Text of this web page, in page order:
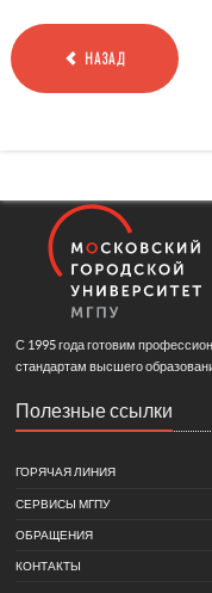
НАЗАД
С 1995 года готовим
стандартам высшего
Полезные ссылки
ГОРЯЧАЯ ЛИНИЯ
СЕРВИСЫ МГПУ
ОБРАЩЕНИЯ
КОНТАКТЫ